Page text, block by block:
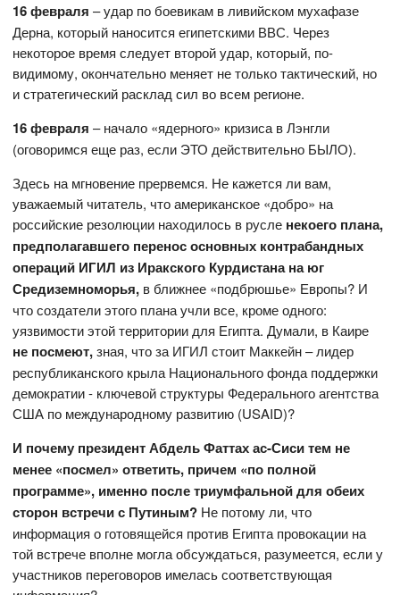
16 февраля – удар по боевикам в ливийском мухафазе
Дерна, который наносится египетскими ВВС. Через
некоторое время следует второй удар, который, по-
видимому, окончательно меняет не только тактический, но
и стратегический расклад сил во всем регионе.
16 февраля – начало «ядерного» кризиса в Лэнгли
(оговоримся еще раз, если ЭТО действительно БЫЛО).
Здесь на мгновение прервемся. Не кажется ли вам,
уважаемый читатель, что американское «добро» на
российские резолюции находилось в русле некоего плана,
предполагавшего перенос основных контрабандных
операций ИГИЛ из Иракского Курдистана на юг
Средиземноморья, в ближнее «подбрюшье» Европы? И
что создатели этого плана учли все, кроме одного:
уязвимости этой территории для Египта. Думали, в Каире
не посмеют,зная, что за ИГИЛ стоит Маккейн – лидер
республиканского крыла Национального фонда поддержки
демократии - ключевой структуры Федерального агентства
США по международному развитию (USAID)?
И почему президент Абдель Фаттах ас-Сиси тем не
менее «посмел» ответить, причем «по полной
программе», именно после триумфальной для обеих
сторон встречи с Путиным? Не потому ли, что
информация о готовящейся против Египта провокации на
той встрече вполне могла обсуждаться, разумеется, если у
участников переговоров имелась соответствующая